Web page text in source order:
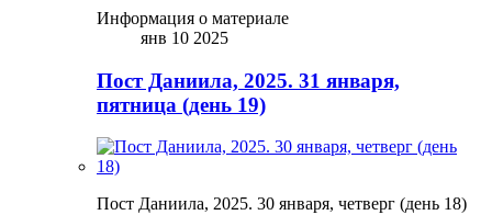
Информация о материале
янв 10 2025
Пост Даниила, 2025. 31 января,
пятница (день 19)
Пост Даниила, 2025. 30 января, четверг (день 18)